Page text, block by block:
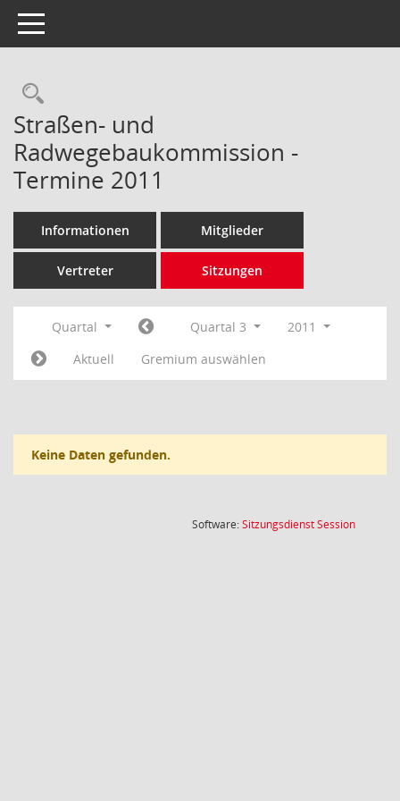
Toggle navigation
Rechercheauswahl
Straßen- und
Radwegebaukommission -
Termine 2011
Informationen Mitglieder
Vertreter Sitzungen
Quartal Quartal 3
2011
Aktuell
Gremium auswählen
Keine Daten gefunden.
Software:SitzungsdienstSession(Wird in